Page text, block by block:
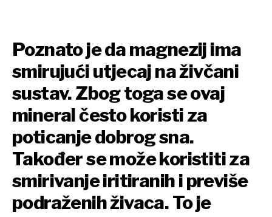
Poznato je da magnezij ima
smirujući utjecaj na živčani
sustav. Zbog toga se ovaj
mineral često koristi za
poticanje dobrog sna.
Također se može koristiti za
smirivanje iritiranih i previše
podraženih živaca. To je